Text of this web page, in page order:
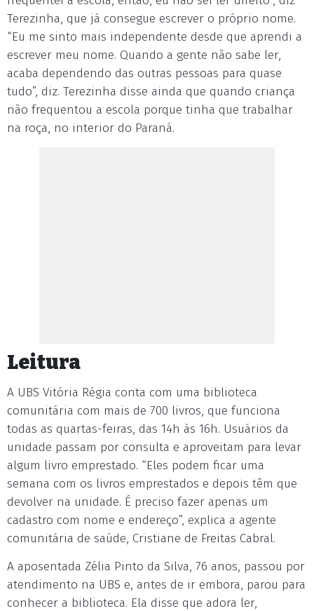
Terezinha, que já consegue escrever o próprio nome.
“Eu me sinto mais independente desde que aprendi a
escrever meu nome. Quando a gente não sabe ler,
acaba dependendo das outras pessoas para quase
tudo”, diz. Terezinha disse ainda que quando criança
não frequentou a escola porque tinha que trabalhar
na roça, no interior do Paraná.
Leitura
A UBS Vitória Régia conta com uma biblioteca
comunitária com mais de 700 livros, que funciona
todas as quartas-feiras, das 14h às 16h. Usuários da
unidade passam por consulta e aproveitam para levar
algum livro emprestado. “Eles podem ficar uma
semana com os livros emprestados e depois têm que
devolver na unidade. É preciso fazer apenas um
cadastro com nome e endereço”, explica a agente
comunitária de saúde, Cristiane de Freitas Cabral.
A aposentada Zélia Pinto da Silva, 76 anos, passou por
atendimento na UBS e, antes de ir embora, parou para
conhecer a biblioteca. Ela disse que adora ler,